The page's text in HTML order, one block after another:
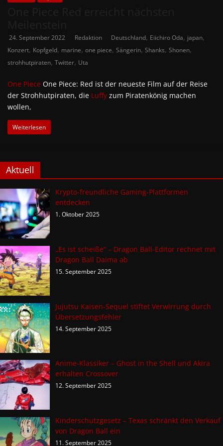
24. September 2022 Redaktion Deutschland, Eiichiro Oda, japan,
Konzert, Kopfgeld, marine, one piece, Sängerin, Shanks, Shonen,
strohhutpiraten, Twitter, Uta
One Piece One Piece: Red ist der neueste Film auf der Reise
der Strohhutpiraten, die Luffy zum Piratenkönig machen
wollen,
Weiterlesen
Aktuell
Krypto-freundliche Gaming-Plattformen
entdecken
1. Oktober 2025
„Es ist scheiße“ – Dragon Ball-Editor rechnet mit
Dragon Ball Daima ab
15. September 2025
Jujutsu Kaisen-Sequel stiftet Verwirrung durch
Übersetzungsfehler
14. September 2025
Anime-Klassiker – Ghost in the Shell und Akira
erhalten Crossover
12. September 2025
Kinderschutzgesetz – Texas schränkt den Verkauf
von Dragon Ball ein
11. September 2025